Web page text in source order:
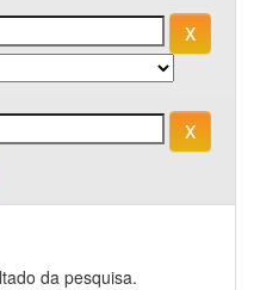
da pesquisa.